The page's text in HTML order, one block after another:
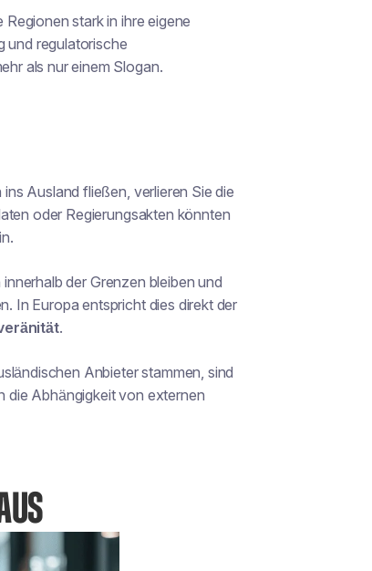
stark in ihre eigene
und regulatorische
als nur einem Slogan.
Ausland fließen, verlieren Sie die
oder Regierungsakten könnten
der Grenzen bleiben und
In Europa entspricht dies direkt der
.
Anbieter stammen, sind
die Abhängigkeit von externen